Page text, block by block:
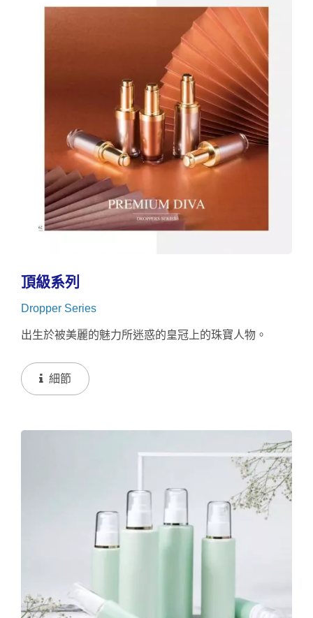
頂級系列
Dropper Series
出生於被美麗的魅力所迷惑的皇冠上的珠寶人物。
細節